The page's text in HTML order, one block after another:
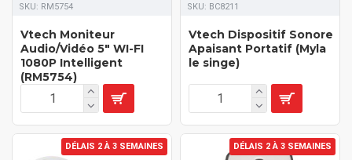
SKU: RM5754
Vtech Moniteur
Audio/Vidéo 5" WI-FI
1080P Intelligent
(RM5754)
SKU: BC8211
Vtech Dispositif Sonore
Apaisant Portatif (Myla
le singe)
DÉLAIS 2 À 3 SEMAINES DÉLAIS 2 À 3 SEMAINES